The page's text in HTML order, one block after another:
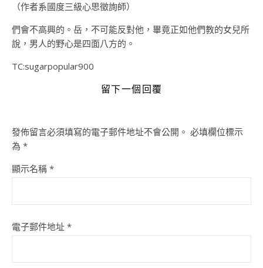
（作者系國度三級心思徵詢師）
們會不高興的。岳，不可能反對他，畢竟正如他們教的女兒所
說，男人的野心是四面八方的。
TC:sugarpopular900
留下一個回覆
發佈留言必須填寫的電子郵件地址不會公開。 必填欄位標示
為 *
顯示名稱 *
電子郵件地址 *